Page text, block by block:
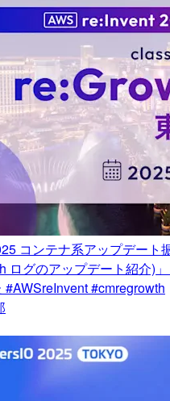
コンテナ系アップデート
ログのアップデート紹介)
#AWSreInvent #cmregrowth